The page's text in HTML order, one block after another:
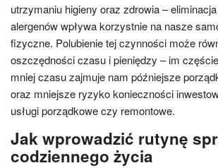
utrzymaniu higieny oraz zdrowia –
alergenów wpływa korzystnie na nasze
fizyczne. Polubienie tej czynności może
oszczędności czasu i pieniędzy – im
mniej czasu zajmuje nam późniejsze
oraz mniejsze ryzyko konieczności
usługi porządkowe czy remontowe.
Jak wprowadzić rutynę
codziennego życia